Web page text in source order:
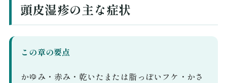
頭皮湿疹の主な症状
この章の要点
かゆみ・赤み・乾いたまたは脂っぽいフケ・かさ